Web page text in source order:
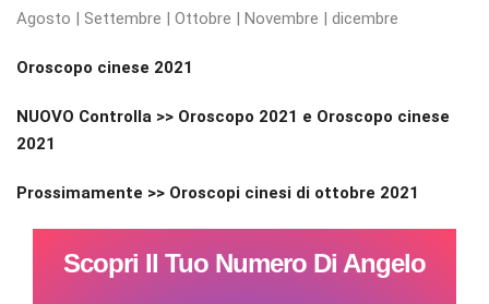
Agosto | Settembre | Ottobre | Novembre | dicembre
Oroscopo cinese 2021
NUOVO Controlla >> Oroscopo 2021 e Oroscopo cinese
2021
Prossimamente >> Oroscopi cinesi di ottobre 2021
Scopri Il Tuo Numero Di Angelo